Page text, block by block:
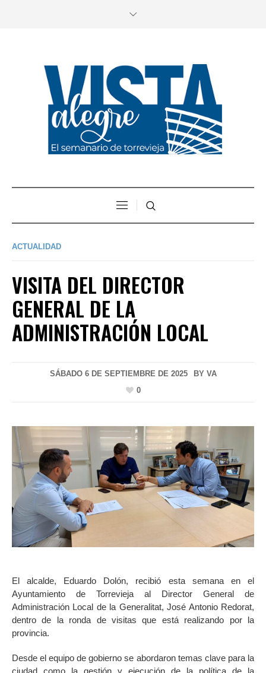
ACTUALIDAD
VISITA DEL DIRECTOR
GENERAL DE LA
ADMINISTRACIÓN LOCAL
SÁBADO 6 DE SEPTIEMBRE DE 2025 BY VA
0
El alcalde, Eduardo Dolón, recibió esta semana en el
Ayuntamiento de Torrevieja al Director General de
Administración Local de la Generalitat, José Antonio Redorat,
dentro de la ronda de visitas que está realizando por la
provincia.
Desde el equipo de gobierno se abordaron temas clave para la